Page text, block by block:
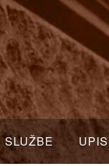
SLUŽBE UPIS